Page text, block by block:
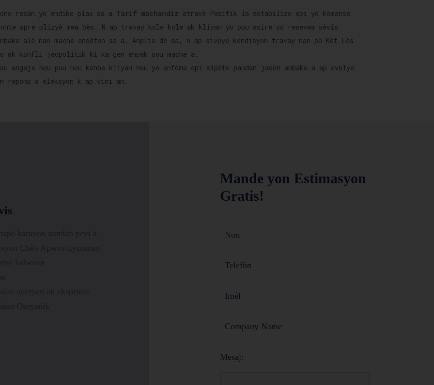
resan yo endike plas sa a Tarif machandiz atravè Pasifik la estabilize epi yo kòmanse
apre plizyè mwa bès. N ap travay kole kole ak kliyan yo pou asire yo resevwa sèvis
alè nan mache ensèten sa a. Anplis de sa, n ap siveye kondisyon travay nan pò Kòt Lès
ak konfli jeopolitik ki ka gen enpak sou mache a.
angaje nou pou nou kenbe kliyan nou yo enfòme epi sipòte pandan jaden anbake a ap evolye
repons a eleksyon k ap vini an.
Mande yon Estimasyon
Gratis!
Mesaj: